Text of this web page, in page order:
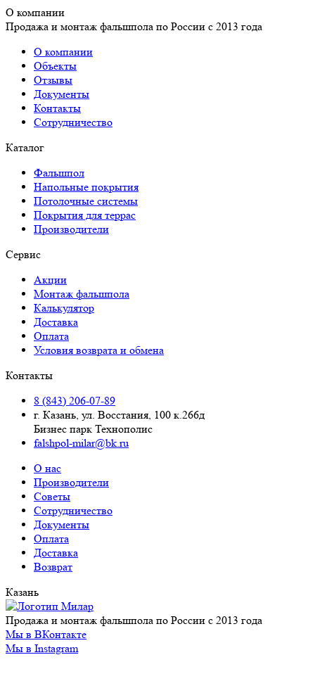
О компании
Продажа и монтаж фальшпола по России с 2013 года
О компании
Объекты
Отзывы
Документы
Контакты
Сотрудничество
Каталог
Фальшпол
Напольные покрытия
Потолочные системы
Покрытия для террас
Производители
Сервис
Акции
Монтаж фальшпола
Калькулятор
Доставка
Оплата
Условия возврата и обмена
Контакты
8 (843) 206-07-89
г. Казань, ул. Восстания, 100 к.266д
Бизнес парк Технополис
falshpol-milar@bk.ru
О нас
Производители
Советы
Сотрудничество
Документы
Оплата
Доставка
Возврат
Казань
Продажа и монтаж фальшпола по России с 2013 года
Мы в ВКонтакте
Мы в Instagram